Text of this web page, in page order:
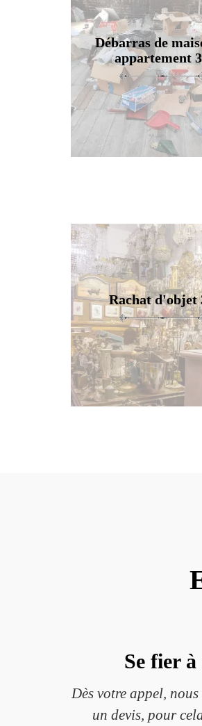
Débarras de
appartement
Rachat d'objet
Se fier
Dès votre appel,
un devis, pour